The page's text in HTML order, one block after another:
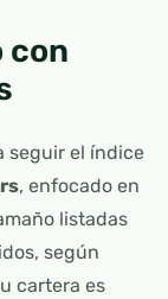
con
seguir el índice
, enfocado en
listadas
según
cartera es